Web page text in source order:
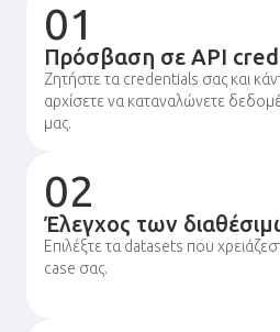
01
Πρόσβαση σε API
Ζητήστε τα credentials σας και
αρχίσετε να καταναλώνετε
μας.
02
Έλεγχος των
Επιλέξτε τα datasets που
case σας.